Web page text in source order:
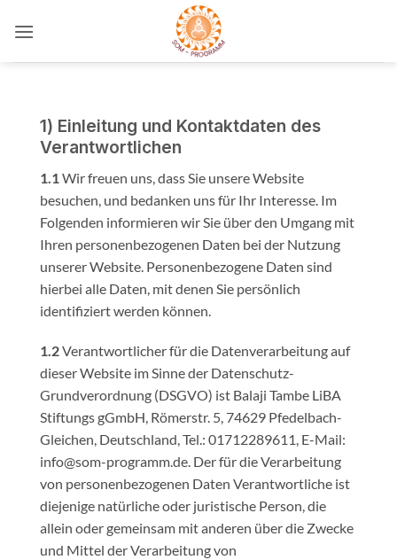
Inhalt
1) Einleitung und Kontaktdaten des
Verantwortlichen
1.1 Wir freuen uns, dass Sie unsere Website
besuchen, und bedanken uns für Ihr Interesse. Im
Folgenden informieren wir Sie über den Umgang mit
Ihren personenbezogenen Daten bei der Nutzung
unserer Website. Personenbezogene Daten sind
hierbei alle Daten, mit denen Sie persönlich
identifiziert werden können.
1.2Verantwortlicher für die Datenverarbeitung auf
dieser Website im Sinne der Datenschutz-
Grundverordnung (DSGVO) ist Balaji Tambe LiBA
Stiftungs gGmbH, Römerstr. 5, 74629 Pfedelbach-
Gleichen, Deutschland, Tel.: 01712289611, E-Mail:
info@som-programm.de. Der für die Verarbeitung
von personenbezogenen Daten Verantwortliche ist
diejenige natürliche oder juristische Person, die
allein oder gemeinsam mit anderen über die Zwecke
und Mittel der Verarbeitung von